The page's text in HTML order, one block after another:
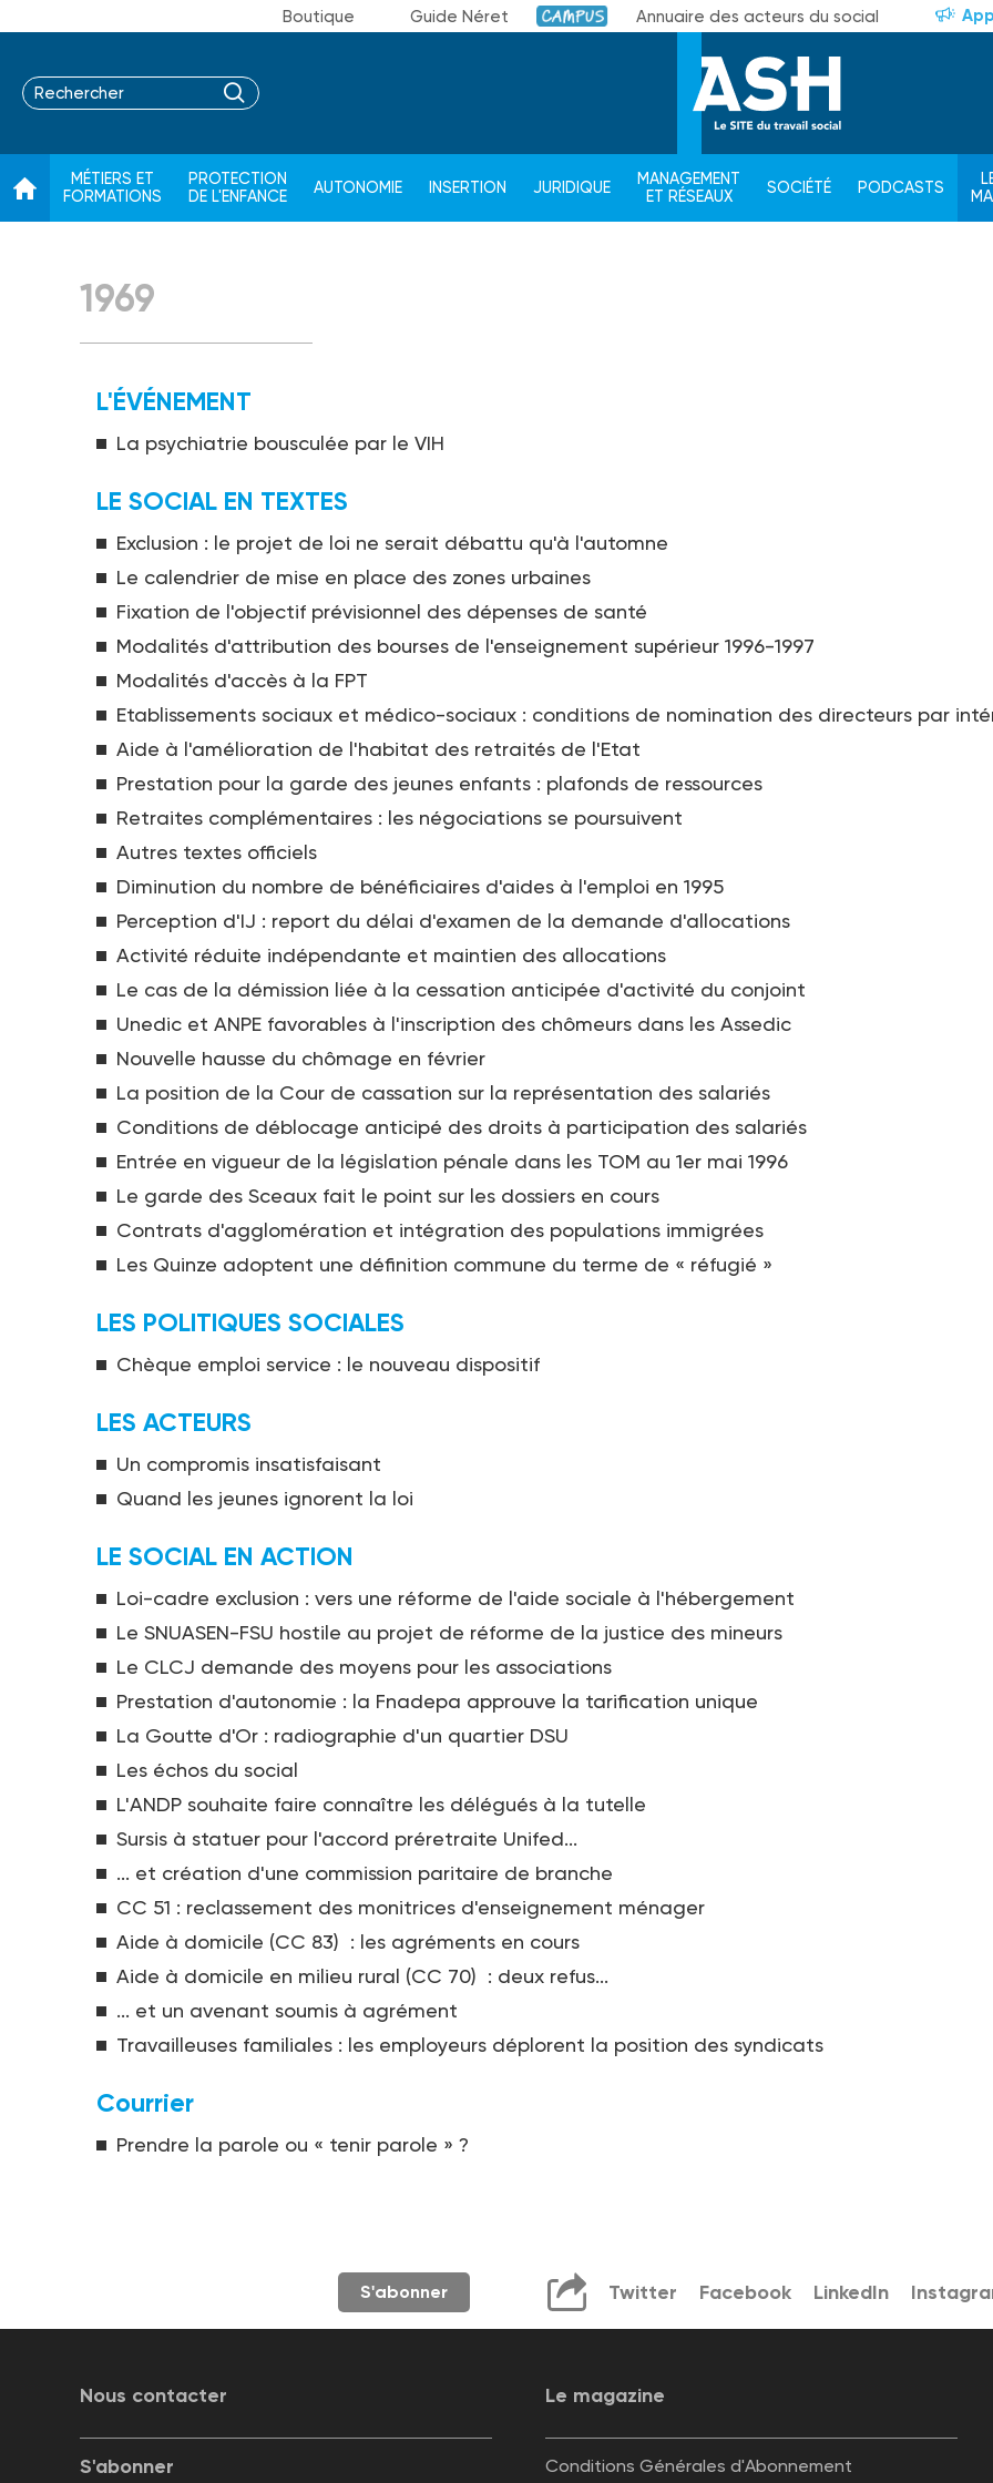
Boutique Guide Néret Campus Annuaire des acteurs du social
MÉTIERS ET
FORMATIONS
PROTECTION
DE L'ENFANCE
AUTONOMIE INSERTION JURIDIQUE
MANAGEMENT
ET RÉSEAUX
SOCIÉTÉ PODCASTS
1969
L'ÉVÉNEMENT
La psychiatrie bousculée par le VIH
LE SOCIAL EN TEXTES
Exclusion : le projet de loi ne serait débattu qu'à l'automne
Le calendrier de mise en place des zones urbaines
Fixation de l'objectif prévisionnel des dépenses de santé
Modalités d'attribution des bourses de l'enseignement supérieur 1996-1997
Modalités d'accès à la FPT
Etablissements sociaux et médico-sociaux : conditions de nomination des directeurs par
Aide à l'amélioration de l'habitat des retraités de l'Etat
Prestation pour la garde des jeunes enfants : plafonds de ressources
Retraites complémentaires : les négociations se poursuivent
Autres textes officiels
Diminution du nombre de bénéficiaires d'aides à l'emploi en 1995
Perception d'IJ : report du délai d'examen de la demande d'allocations
Activité réduite indépendante et maintien des allocations
Le cas de la démission liée à la cessation anticipée d'activité du conjoint
Unedic et ANPE favorables à l'inscription des chômeurs dans les Assedic
Nouvelle hausse du chômage en février
La position de la Cour de cassation sur la représentation des salariés
Conditions de déblocage anticipé des droits à participation des salariés
Entrée en vigueur de la législation pénale dans les TOM au 1er mai 1996
Le garde des Sceaux fait le point sur les dossiers en cours
Contrats d'agglomération et intégration des populations immigrées
Les Quinze adoptent une définition commune du terme de « réfugié »
LES POLITIQUES SOCIALES
Chèque emploi service : le nouveau dispositif
LES ACTEURS
Un compromis insatisfaisant
Quand les jeunes ignorent la loi
LE SOCIAL EN ACTION
Loi-cadre exclusion : vers une réforme de l'aide sociale à l'hébergement
Le SNUASEN-FSU hostile au projet de réforme de la justice des mineurs
Le CLCJ demande des moyens pour les associations
Prestation d'autonomie : la Fnadepa approuve la tarification unique
La Goutte d'Or : radiographie d'un quartier DSU
Les échos du social
L'ANDP souhaite faire connaître les délégués à la tutelle
Sursis à statuer pour l'accord préretraite Unifed...
... et création d'une commission paritaire de branche
CC 51 : reclassement des monitrices d'enseignement ménager
Aide à domicile (CC 83) : les agréments en cours
Aide à domicile en milieu rural (CC 70) : deux refus...
... et un avenant soumis à agrément
Travailleuses familiales : les employeurs déplorent la position des syndicats
Courrier
Prendre la parole ou « tenir parole » ?
S'abonner Twitter Facebook LinkedIn
Nous contacter Le magazine
S'abonner
Conditions Générales d'Abonnement